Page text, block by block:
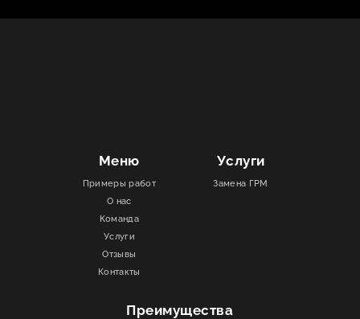
КОНТАКТЫМеню
Примеры работ
О нас
Команда
Услуги
Отзывы
Контакты
Услуги
Замена ГРМ
Преимущества